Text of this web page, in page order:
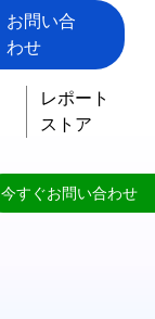
お問い合
わせ
レポート
ストア
今すぐお問い合わせ